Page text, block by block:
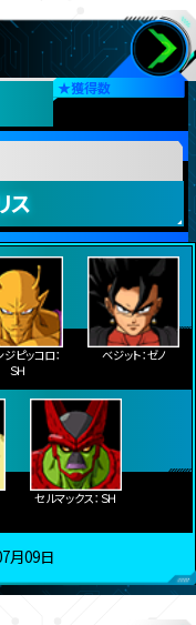
★獲得数
ス
ジピッコロ：
ＳＨ
ベジット：ゼノ
セルマックス：ＳＨ
月09日